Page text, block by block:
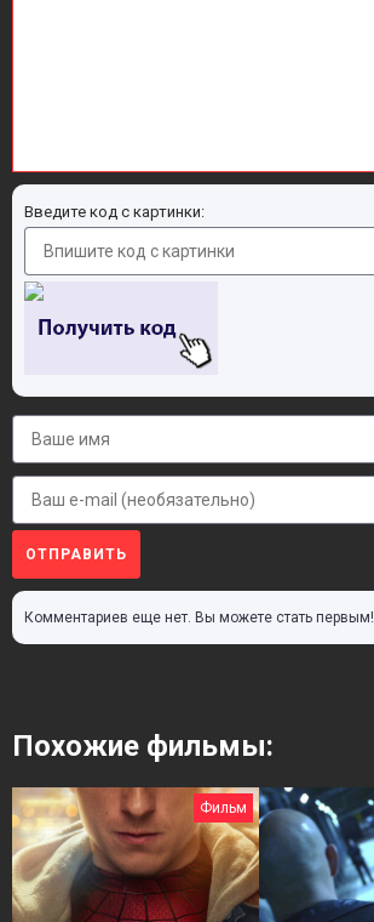
Введите код с картинки:
ОТПРАВИТЬ
Комментариев еще нет. Вы можете стать первым!
Похожие фильмы:
Фильм